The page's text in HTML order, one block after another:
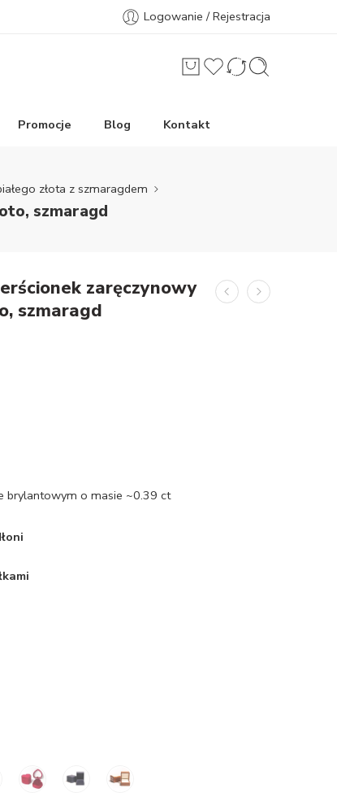
Logowanie / Rejestracja
Promocje Blog Kontakt
złota z szmaragdem
szmaragd
zaręczynowy
szmaragd
brylantowym o masie ~0.39 ct